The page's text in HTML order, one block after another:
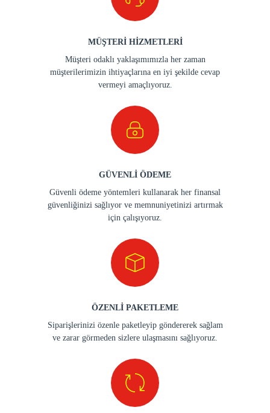
MÜŞTERİ HİZMETLERİ
Müşteri odaklı yaklaşımımızla her zaman
müşterilerimizin ihtiyaçlarına en iyi şekilde cevap
vermeyi amaçlıyoruz.
GÜVENLİ ÖDEME
Güvenli ödeme yöntemleri kullanarak her finansal
güvenliğinizi sağlıyor ve memnuniyetinizi artırmak
için çalışıyoruz.
ÖZENLİ PAKETLEME
Siparişlerinizi özenle paketleyip göndererek sağlam
ve zarar görmeden sizlere ulaşmasını sağlıyoruz.